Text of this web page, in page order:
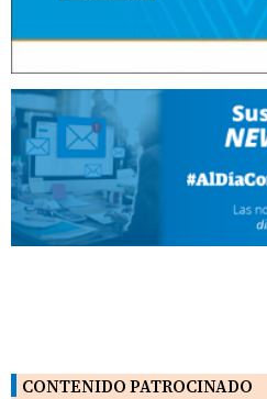
CONTENIDO PATROCINADO